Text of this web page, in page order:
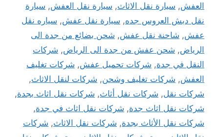
العفش, سيارة نقل الاثاث, سيارة نقل العفش, سيارة
نقل دبش العروس جده, سيارة نقل عفش, سياره نقل
عفش, شاحنة نقل عفش, شحن بضائع من جدة الى
الرياض, شحن عفش من جدة الى الرياض, شركات
النقل في جدة, شركات تحميل عفش, شركات تغليف
العفش, شركات تغليف وشحن, شركات لنقل الاثاث,
شركات نقل, شركات نقل أثاث, شركات نقل اثاث بجدة,
شركات نقل اثاث جدة, شركات نقل اثاث في جدة,
شركات نقل الأثاث بجدة, شركات نقل الاثاث, شركات